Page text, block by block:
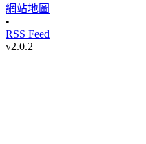
網站地圖
•
RSS Feed
v2.0.2